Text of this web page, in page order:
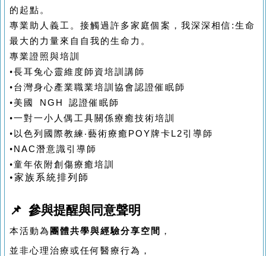
的起點。
專業助人義工。接觸過許多家庭個案，我深深相信 :生命
最大的力量來自自我的生命力。
專業證照與培訓
•長耳兔心靈維度師資培訓講師
•台灣身心產業職業培訓協會認證催眠師
•美國
NGH認證催眠師
•一對一小人偶工具關係療癒技術培訓
•以色列國際教練‧藝術療癒 POY牌卡 L2引導師
• NAC潛意識引導師
•童年依附創傷療癒培訓
•家族系統排列師
📌 參與提醒與同意聲明
本活動為 團體共學與經驗分享空間 ，
並非心理治療或任何醫療行為，